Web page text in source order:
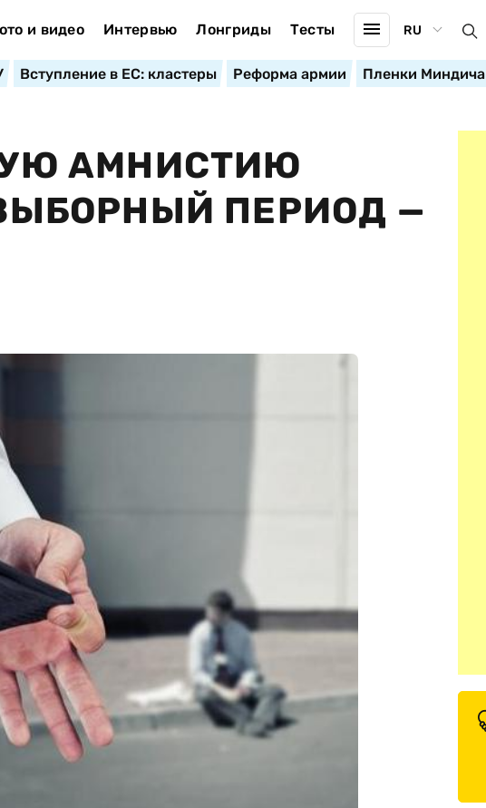
и видео Интервью Лонгриды Тесты RU
Вступление в ЕС: кластеры Реформа армии Пленки Миндича
АМНИСТИЮ
ПЕРИОД —